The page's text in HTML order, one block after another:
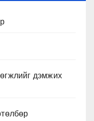
дэмжих